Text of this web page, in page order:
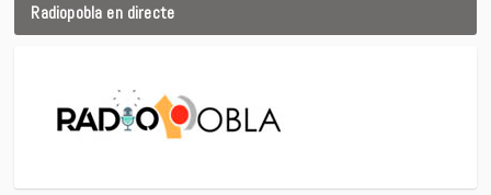
Radiopobla en directe